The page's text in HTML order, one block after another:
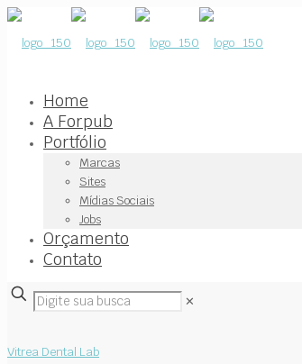
Home
A Forpub
Portfólio
Marcas
Sites
Mídias Sociais
Jobs
Orçamento
Contato
✕
Vitrea Dental Lab